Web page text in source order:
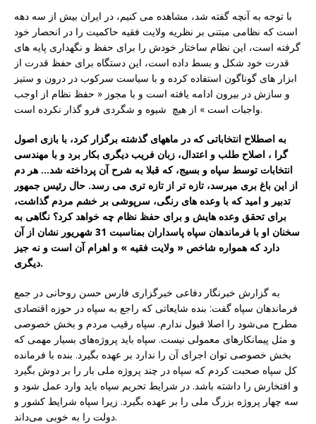
با توجه به آنچه گفته شد، مشاهده می کنیم، در ایران بیش از سه دهه
است که نظامی مبتنی بر نظریه ولایت فقیه حاکمیت را در انحصار خود
گرفته است، این نظام ساختار خودش را برای حفظ و نگهداری پایه های
قدرت خود شکل و بسط داده است، این دستگاه برای حفظ قدرت از
ابزار های گوناگون استفاده کرده و با سیاست سرکوب در درون و ستیز
و سازش در بیرون ادامه یافته است و با مجوز « حفظ نظام از اوجب
واجبات است » از هیچ شیوه و شگردی فرو گذار نکرده است.
به اصطلاح انتخاباتی که در ماههای گذشته برگزار کرد، با بازی اصول
گرا ، اصلاح طلب و اعتدال، زبان فریب دیگری بکار برد و با مهندسی
انتخابات توسط سپاه و بسیج، که قبلا به شرح آن پرداخته شد… هر دم
از این باغ بری میرسد، تازه تر از تازه تری می رسد. حال رئیس جمهور
تدبیر و امید که با وعده های رنگی، سرپوشی بر خشم مردم گذاشت،
برای تحقق وعده هایش و برای حفظ نظام چه خواهد کرد؟ نگاهی به
سخنان او با فرماندهان سپاه پاسداران بمناسبت 31 شهریور نشان از آن
دارد که همواره شاخص « ولایت فقیه » و اهرام آن است و نه جیز
دیگری.
به گزارش خبرنگار دفاعی خبرگزاری فارس حسن روحانی در جمع
فرماندهان سپاه گفت: بنده شایعاتی که راجع به سپاه در حوزه اقتصادی
مطرح می‌شود را اصلا قبول ندارم. سپاه رقیب مردم و بخش خصوصی
و مثل پیمانکارهای معمولی نیست. سپاه باید پروژه‌های بسیار مهمی که
بخش خصوصی توان اجرای آن را ندارد بر عهده بگیرد. بنده با فرمانده
کل سپاه صحبت کردم که سپاه در چند پروژه ملی بار را بر دوش بگیرد
و افتخارش را داشته باشد. در شرایط تحریم سپاه باید وارد عمل شود و
سه چهار پروژه بزرگ ملی را بر عهده بگیرد. زیرا سپاه شرایط کشور و
دولت را به خوبی می‌داند.